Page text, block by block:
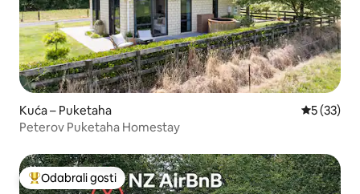
Kuća – Puketaha Prosječna
5 (33)
Peterov Puketaha Homestay
Među najviše rangiranima s oznakom „Odabrali gosti”
Odabrali gosti